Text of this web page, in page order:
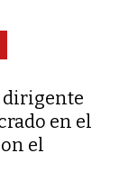
dirigente
en el
el